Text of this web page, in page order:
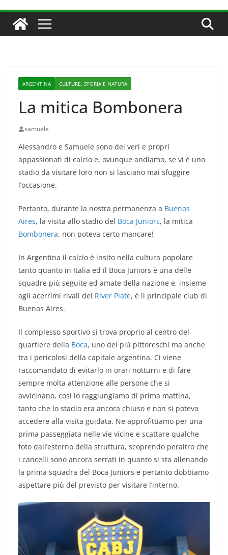
ARGENTINA CULTURE, STORIA E NATURA
La mitica Bombonera
samuele
Alessandro e Samuele sono dei veri e propri
appassionati di calcio e, ovunque andiamo, se vi è uno
stadio da visitare loro non si lasciano mai sfuggire
l’occasione.
Pertanto, durante la nostra permanenza a Buenos
Aires, la visita allo stadio del Boca Juniors, la mitica
Bombonera, non poteva certo mancare!
In Argentina il calcio è insito nella cultura popolare
tanto quanto in Italia ed il Boca Juniors è una delle
squadre più seguite ed amate della nazione e, insieme
agli acerrimi rivali del River Plate, è il principale club di
Buenos Aires.
Il complesso sportivo si trova proprio al centro del
quartiere della Boca, uno dei più pittoreschi ma anche
tra i pericolosi della capitale argentina. Ci viene
raccomandato di evitarlo in orari notturni e di fare
sempre molta attenzione alle persone che si
avvicinano, così lo raggiungiamo di prima mattina,
tanto che lo stadio era ancora chiuso e non si poteva
accedere alla visita guidata. Ne approfittiamo per una
prima passeggiata nelle vie vicine e scattare qualche
foto dall’esterno della struttura, scoprendo peraltro che
i cancelli sono ancora serrati in quanto si sta allenando
la prima squadra del Boca Juniors e pertanto dobbiamo
aspettare più del previsto per visitare l’interno.